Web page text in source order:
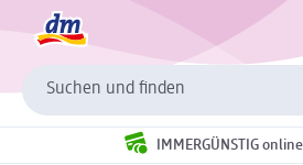
Suchen und finden
IMMERGÜNSTIG